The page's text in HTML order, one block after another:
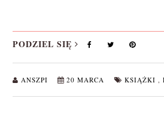
PODZIEL SIĘ
ANSZPI 20 MARCA KSIĄŻKI